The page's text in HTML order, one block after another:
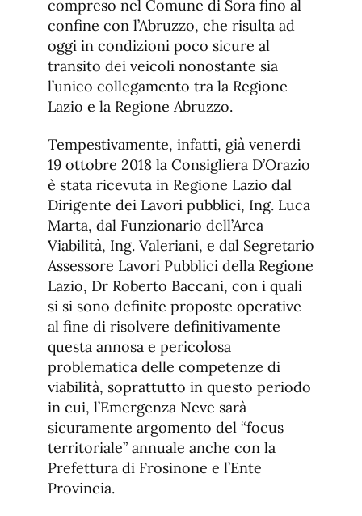
compreso nel Comune di Sora fino al
confine con l’Abruzzo, che risulta ad
oggi in condizioni poco sicure al
transito dei veicoli nonostante sia
l’unico collegamento tra la Regione
Lazio e la Regione Abruzzo.
Tempestivamente, infatti, già venerdi
19 ottobre 2018 la Consigliera D’Orazio
è stata ricevuta in Regione Lazio dal
Dirigente dei Lavori pubblici, Ing. Luca
Marta, dal Funzionario dell’Area
Viabilità, Ing. Valeriani, e dal Segretario
Assessore Lavori Pubblici della Regione
Lazio, Dr Roberto Baccani, con i quali
si si sono definite proposte operative
al fine di risolvere definitivamente
questa annosa e pericolosa
problematica delle competenze di
viabilità, soprattutto in questo periodo
in cui, l’Emergenza Neve sarà
sicuramente argomento del “focus
territoriale” annuale anche con la
Prefettura di Frosinone e l’Ente
Provincia.